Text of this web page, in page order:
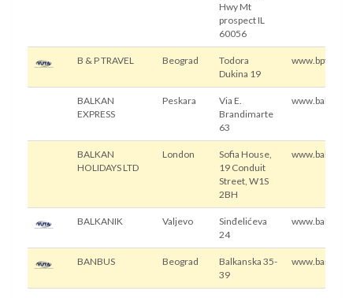
Hwy Mt
prospect IL
60056
B & P TRAVEL Beograd
Todora
Dukina 19
BALKAN
EXPRESS
Peskara
Via E.
Brandimarte
63
BALKAN
HOLIDAYS LTD
London
Sofia House,
19 Conduit
Street, W1S
2BH
BALKANIK Valjevo
Sinđelićeva
24
BANBUS Beograd
Balkanska 35-
39